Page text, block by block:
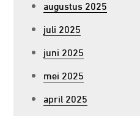
augustus 2025
juli 2025
juni 2025
mei 2025
april 2025